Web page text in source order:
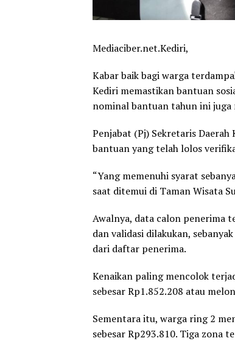
Mediaciber.net.Kediri,
Kabar baik bagi warga
Kediri memastikan bantuan
nominal bantuan tahun ini
Penjabat (Pj) Sekretaris
bantuan yang telah lolos
“Yang memenuhi syarat
saat ditemui di Taman Wisata
Awalnya, data calon penerima
dan validasi dilakukan,
dari daftar penerima.
Kenaikan paling mencolok
sebesar Rp1.852.208 atau
Sementara itu, warga ring 2
sebesar Rp293.810. Tiga zona